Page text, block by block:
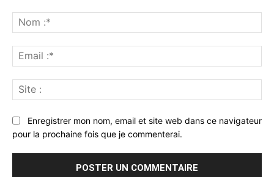
:*
:*
:
Enregistrer mon nom, email et site web dans ce navigateur
pour la prochaine fois que je commenterai.